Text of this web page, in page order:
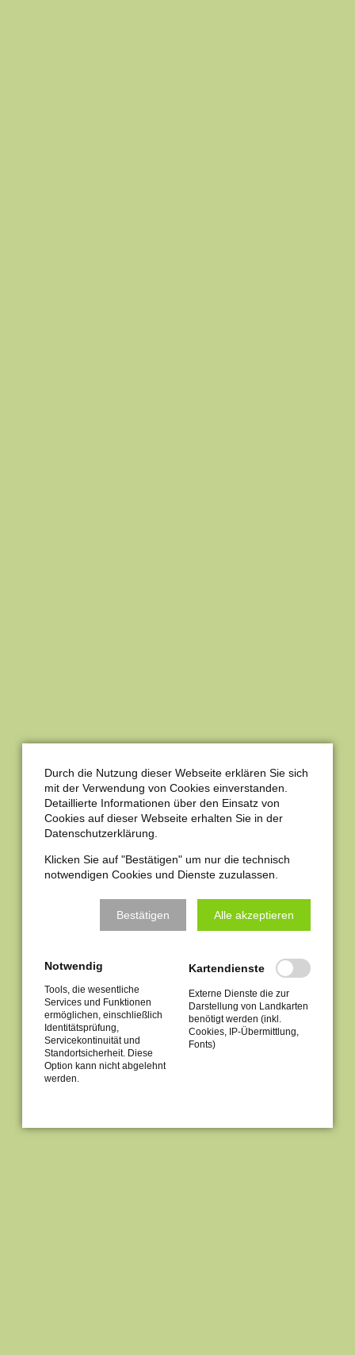
SCHENKEN SIE
NAUMBURG EINEN
ZUKUNFTSBAUM!
Durch die Nutzung dieser Webseite erklären Sie sich
mit der Verwendung von Cookies einverstanden.
Detaillierte Informationen über den Einsatz von
Cookies auf dieser Webseite erhalten Sie in der
Datenschutzerklärung.
Klicken Sie auf "Bestätigen" um nur die technisch
notwendigen Cookies und Dienste zuzulassen.
Bestätigen Alle akzeptieren
Notwendig
Tools, die wesentliche
Services und Funktionen
ermöglichen, einschließlich
Identitätsprüfung,
Servicekontinuität und
Standortsicherheit. Diese
Option kann nicht abgelehnt
werden.
Kartendienste
Externe Dienste die zur
Darstellung von Landkarten
benötigt werden (inkl.
Cookies, IP-Übermittlung,
Fonts)